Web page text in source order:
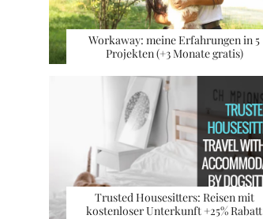
Workaway: meine Erfahrungen in 5
Projekten (+3 Monate gratis)
Trusted Housesitters: Reisen mit
kostenloser Unterkunft +25% Rabatt